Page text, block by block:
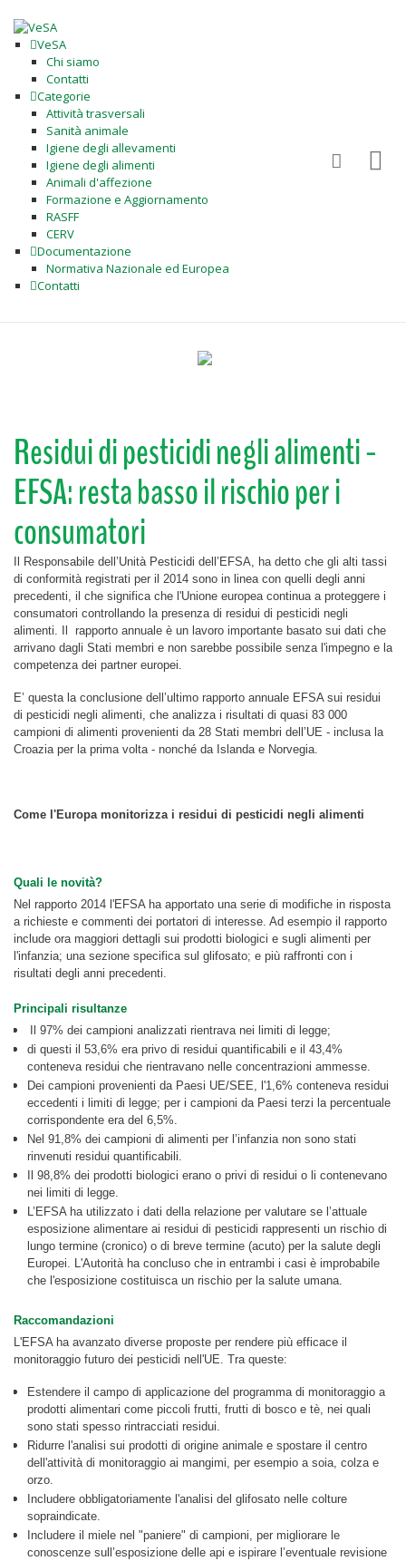
VeSA
Chi siamo
Contatti
Categorie
Attività trasversali
Sanità animale
Igiene degli allevamenti
Igiene degli alimenti
Animali d'affezione
Formazione e Aggiornamento
RASFF
CERV
Documentazione
Normativa Nazionale ed Europea
Contatti
Residui di pesticidi negli alimenti -
EFSA: resta basso il rischio per i
consumatori
Il Responsabile dell’Unità Pesticidi dell’EFSA, ha detto che gli alti tassi
di conformità registrati per il 2014 sono in linea con quelli degli anni
precedenti, il che significa che l'Unione europea continua a proteggere i
consumatori controllando la presenza di residui di pesticidi negli
alimenti. Il rapporto annuale è un lavoro importante basato sui dati che
arrivano dagli Stati membri e non sarebbe possibile senza l'impegno e la
competenza dei partner europei.
E’ questa la conclusione dell’ultimo rapporto annuale EFSA sui residui
di pesticidi negli alimenti, che analizza i risultati di quasi 83 000
campioni di alimenti provenienti da 28 Stati membri dell’UE - inclusa la
Croazia per la prima volta - nonché da Islanda e Norvegia.
Come l'Europa monitorizza i residui di pesticidi negli alimenti
Quali le novità?
Nel rapporto 2014 l'EFSA ha apportato una serie di modifiche in risposta
a richieste e commenti dei portatori di interesse. Ad esempio il rapporto
include ora maggiori dettagli sui prodotti biologici e sugli alimenti per
l'infanzia; una sezione specifica sul glifosato; e più raffronti con i
risultati degli anni precedenti.
Principali risultanze
Il 97% dei campioni analizzati rientrava nei limiti di legge;
di questi il 53,6% era privo di residui quantificabili e il 43,4%
conteneva residui che rientravano nelle concentrazioni ammesse.
Dei campioni provenienti da Paesi UE/SEE, l'1,6% conteneva residui
eccedenti i limiti di legge; per i campioni da Paesi terzi la percentuale
corrispondente era del 6,5%.
Nel 91,8% dei campioni di alimenti per l’infanzia non sono stati
rinvenuti residui quantificabili.
Il 98,8% dei prodotti biologici erano o privi di residui o li contenevano
nei limiti di legge.
L’EFSA ha utilizzato i dati della relazione per valutare se l’attuale
esposizione alimentare ai residui di pesticidi rappresenti un rischio di
lungo termine (cronico) o di breve termine (acuto) per la salute degli
Europei. L'Autorità ha concluso che in entrambi i casi è improbabile
che l'esposizione costituisca un rischio per la salute umana.
Raccomandazioni
L'EFSA ha avanzato diverse proposte per rendere più efficace il
monitoraggio futuro dei pesticidi nell'UE. Tra queste:
Estendere il campo di applicazione del programma di monitoraggio a
prodotti alimentari come piccoli frutti, frutti di bosco e tè, nei quali
sono stati spesso rintracciati residui.
Ridurre l'analisi sui prodotti di origine animale e spostare il centro
dell'attività di monitoraggio ai mangimi, per esempio a soia, colza e
orzo.
Includere obbligatoriamente l'analisi del glifosato nelle colture
sopraindicate.
Includere il miele nel "paniere" di campioni, per migliorare le
conoscenze sull’esposizione delle api e ispirare l’eventuale revisione